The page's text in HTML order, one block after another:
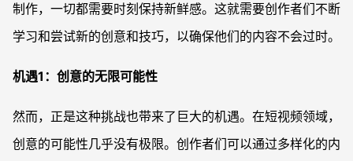
制作，一切都需要时刻保持新鲜感。这就需要创作者们不断
学习和尝试新的创意和技巧，以确保他们的内容不会过时。
机遇1：创意的无限可能性
然而，正是这种挑战也带来了巨大的机遇。在短视频领域，
创意的可能性几乎没有极限。创作者们可以通过多样化的内